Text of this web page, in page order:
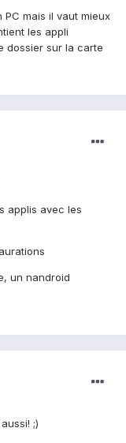
mais il vaut mieux
les appli
dossier sur la carte
applis avec les
un nandroid
;)